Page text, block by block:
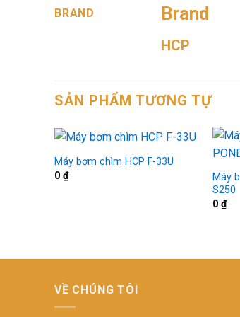
BRAND Brand
HCP
SẢN PHẨM TƯƠNG TỰ
Máy bơm chìm HCP F-33U
0 ₫
Máy
S250
0 ₫
VỀ CHÚNG TÔI